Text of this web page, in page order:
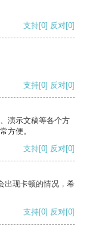
支持[0] 反对[0]
支持[0] 反对[0]
演示文稿等各个方
方便。
支持[0] 反对[0]
出现卡顿的情况，希
支持[0] 反对[0]